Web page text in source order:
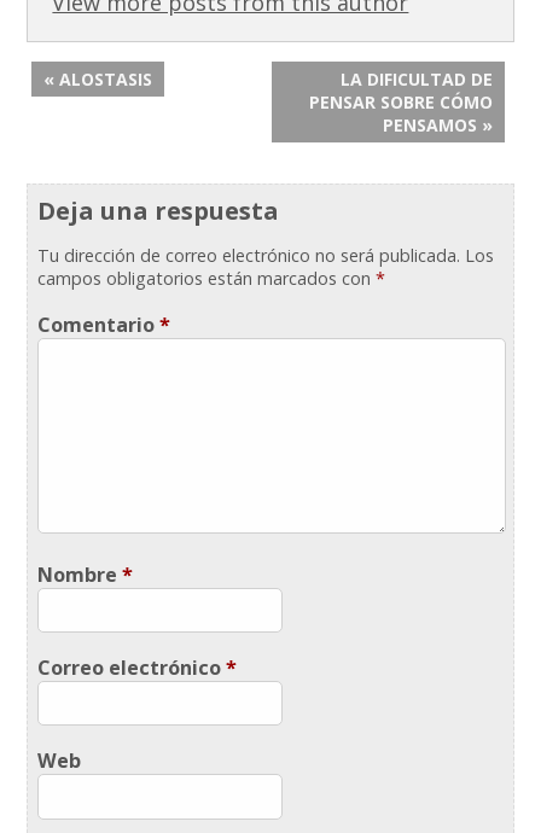
« ALOSTASIS
LA DIFICULTAD DE
PENSAR SOBRE CÓMO
PENSAMOS »
Deja una respuesta
Tu dirección de correo electrónico no será publicada. Los
campos obligatorios están marcados con*
Comentario*
Nombre*
Correo electrónico*
Web